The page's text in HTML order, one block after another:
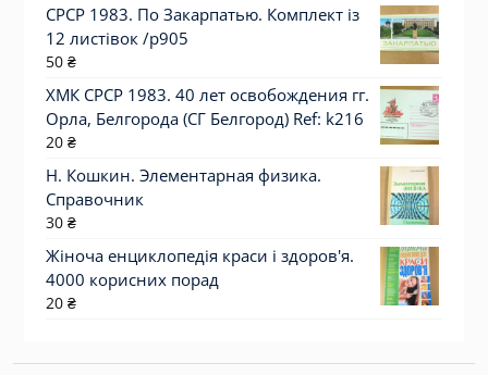
СРСР 1983. По Закарпатью. Комплект із
12 листівок /р905
50 ₴
ХМК СРСР 1983. 40 лет освобождения гг.
Орла, Белгорода (СГ Белгород) Ref: k216
20 ₴
Н. Кошкин. Элементарная физика.
Справочник
30 ₴
Жіноча енциклопедія краси і здоров'я.
4000 корисних порад
20 ₴